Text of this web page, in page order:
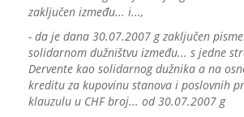
zaključen između... i...,
- da je dana 30.07.2007 g zaključen
solidarnom dužništvu između... s jedne
Dervente kao solidarnog dužnika a na
kreditu za kupovinu stanova i poslovnih
klauzulu u CHF broj... od 30.07.2007 g